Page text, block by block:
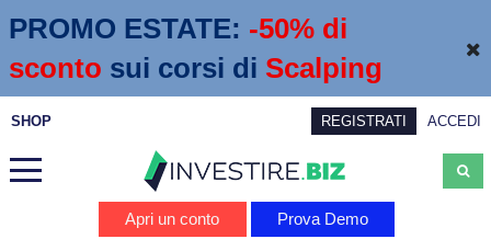
PROMO ESTATE: -50% di
sconto sui corsi di Scalping
SHOP REGISTRATI ACCEDI
Apri un conto Prova Demo